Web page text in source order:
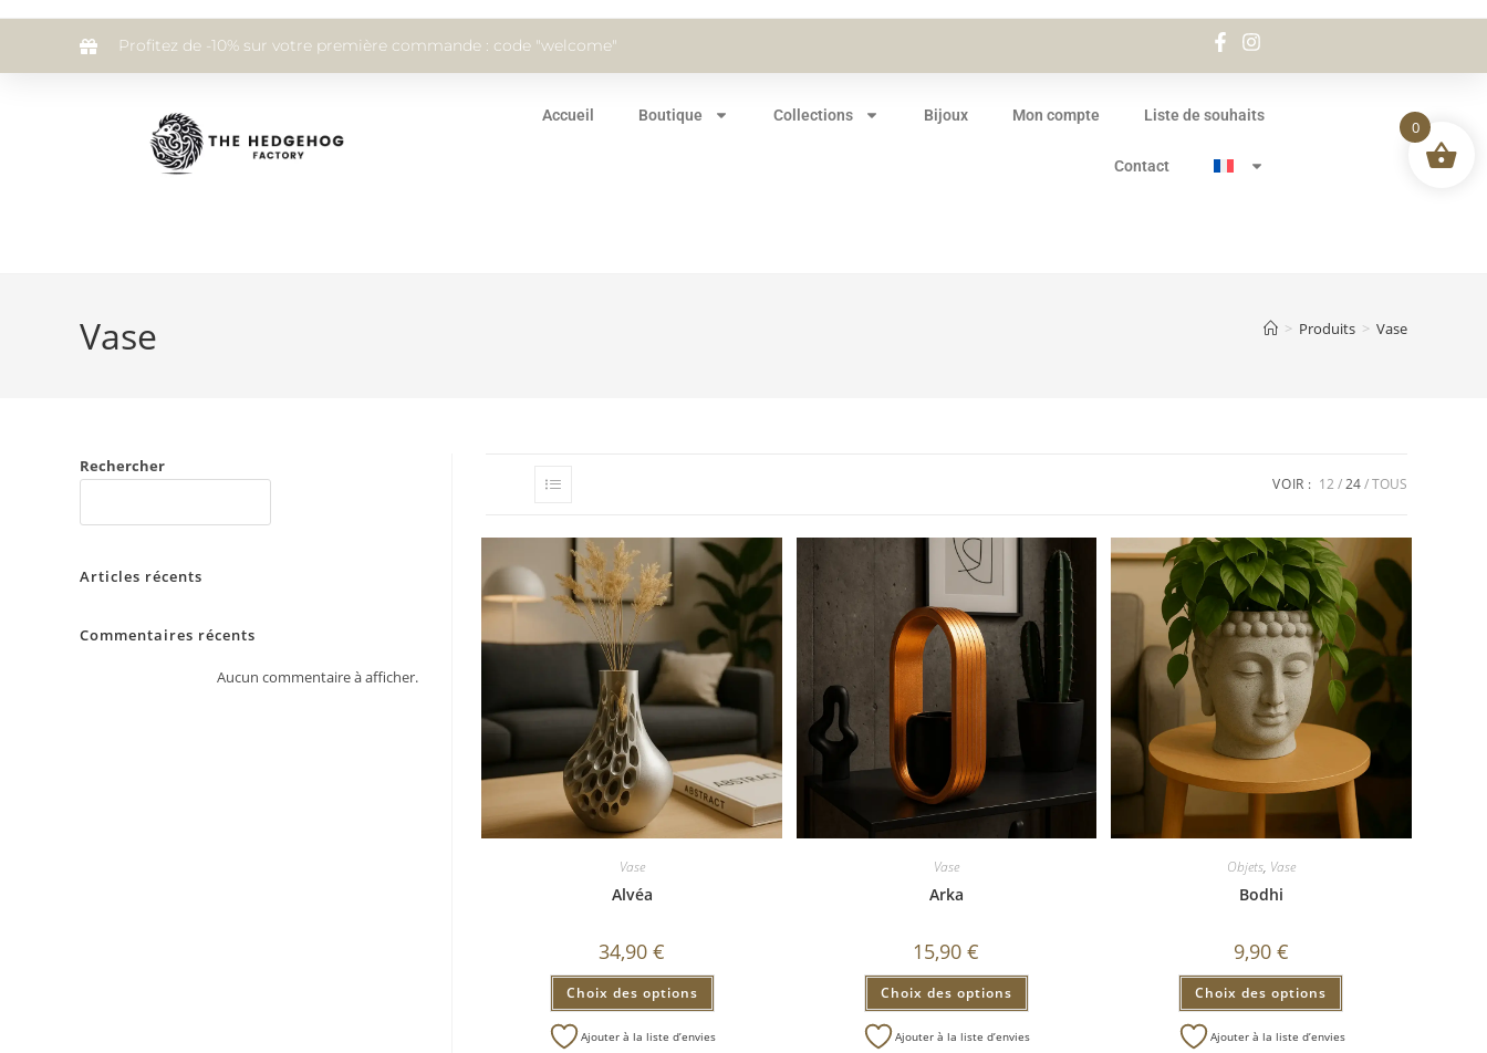
Profitez de -10% sur votre première commande : code "welcome"
Accueil Boutique Collections Bijoux Mon compte Liste de souhaits
Contact
Vase > Produits > Vase
VOIR : 12 24 TOUS
Vase
Alvéa
34,90€
Choix des options
Ajouter à la liste d’envies
Vase
Arka
15,90€
Choix des options
Ajouter à la liste d’envies
Objets, Vase
Bodhi
9,90 €
Choix des options
Ajouter à la liste d’envies
Rechercher
Articles récents
Commentaires récents
Aucun commentaire à afficher.
0